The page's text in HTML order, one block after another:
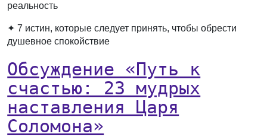
реальность
✦ 7 истин, которые следует принять, чтобы обрести
душевное спокойствие
Обсуждение «Путь к
счастью: 23 мудрых
наставления Царя
Соломона»